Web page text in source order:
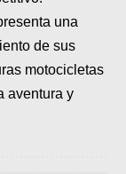
una
de sus
motocicletas
aventura y